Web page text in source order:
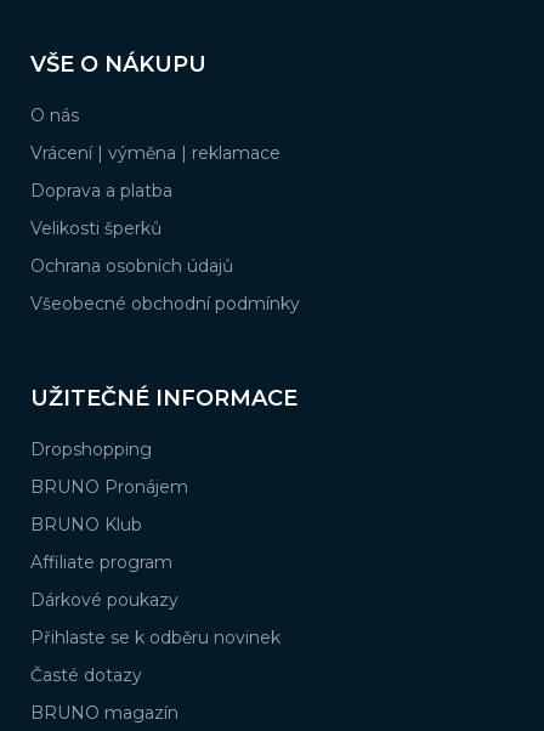
pVŠE O NÁKUPU
O nás
Vrácení | výměna | reklamace
Doprava a platba
Velikosti šperků
Ochrana osobních údajů
Všeobecné obchodní podmínky
UŽITEČNÉ INFORMACE
Dropshopping
BRUNO Pronájem
BRUNO Klub
Affiliate program
Dárkové poukazy
Přihlaste se k odběru novinek
Časté dotazy
BRUNO magazín